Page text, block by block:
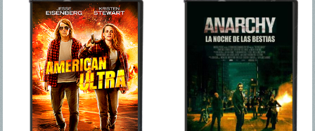
AMERICAN
ULTRA
Mike Howell (Jesse
Eisenberg) es un joven que
no tiene ninguna
motivación y que vive junto
a su novia Phoebe (Kristen
Stewart) en una pequeña y
aburrida ciudad. Un día, su
vida da un giro in... Más
NOCHE DE LAS
BESTIAS
El crimen hace estragos en
Estados Unidos y las
cárceles están llenas. El
gobierno decide que una
noche al año, durante doce
horas, cualquier actividad
criminal, incluso el
asesinato, será l... Más